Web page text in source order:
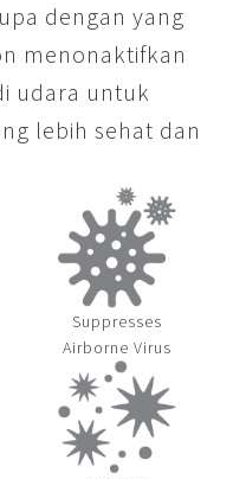
dengan yang
menonaktifkan
udara untuk
lebih sehat dan
Suppresses
Airborne Virus